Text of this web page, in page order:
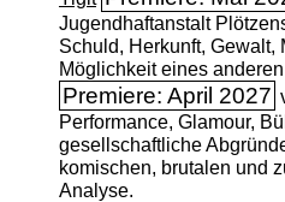
Jugendhaftanstalt
Schuld, Herkunft, Gewalt,
Möglichkeit eines
Premiere: April 2027
Performance, Glamour,
gesellschaftliche
komischen, brutalen und
Analyse.